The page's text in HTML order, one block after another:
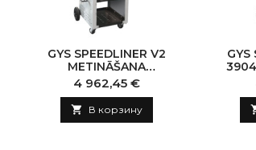
GYS SPEEDLINER V2
METINĀŠANA
KOMPLEKTS
Цена
4 962,45 €
 В корзину
GYS